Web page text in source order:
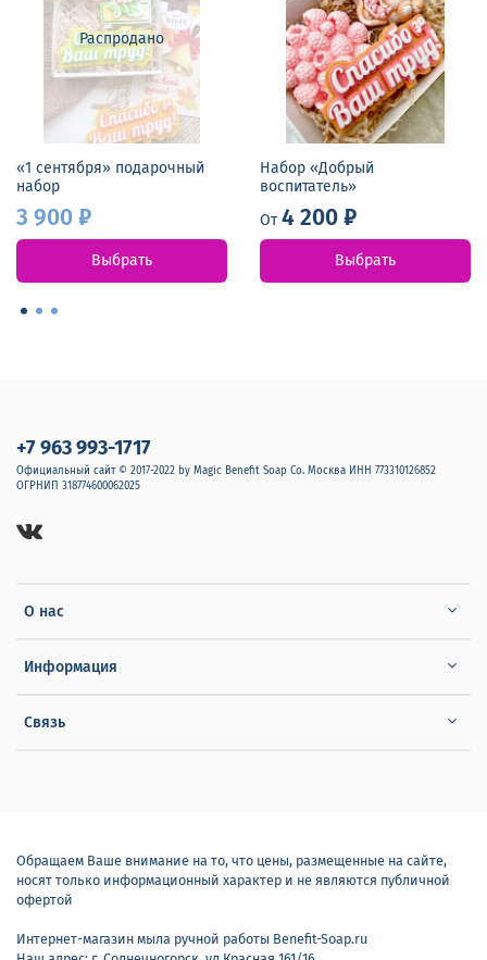
Распродано
«1 сентября» подарочный
набор
3 900 ₽
Выбрать
Набор «Добрый
воспитатель»
От 4 200 ₽
Выбрать
О нас
Информация
Связь
+7 963 993-1717
Официальный сайт © 2017-2022 by Magic Benefit Soap Co. Москва ИНН 773310126852
ОГРНИП 318774600062025
Обращаем Ваше внимание на то, что цены, размещенные на сайте,
носят только информационный характер и не являются публичной
офертой
Интернет-магазин мыла ручной работы Benefit-Soap.ru